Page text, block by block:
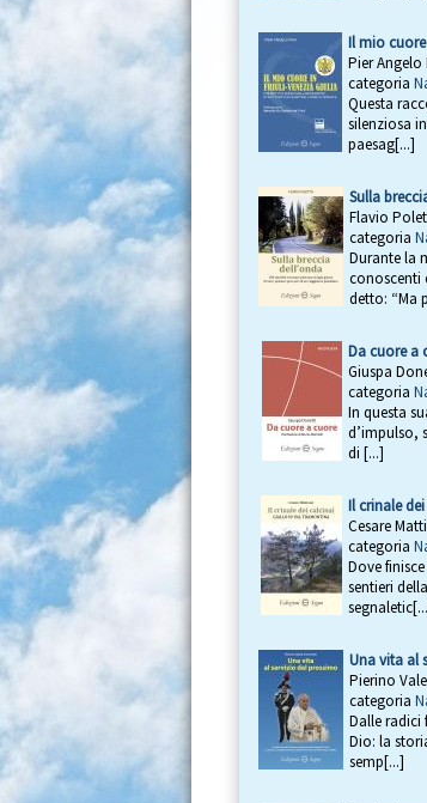
Il mio
Pier Angelo
categoria
Questa
silenziosa
paesag[...]
Sulla
Flavio
categoria
Durante la
conoscenti
detto: “Ma
Da cuore a
Giuspa
categoria
In questa
d’impulso,
di [...]
Il crinale
Cesare
categoria
Dove
sentieri
Una vita al
Pierino
categoria
Dalle radici
Dio: la
semp[...]